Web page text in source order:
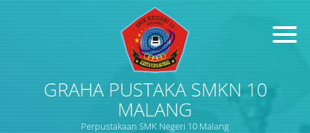
GRAHA PUSTAKA SMKN 10
MALANG
Perpustakaan SMK Negeri 10 Malang